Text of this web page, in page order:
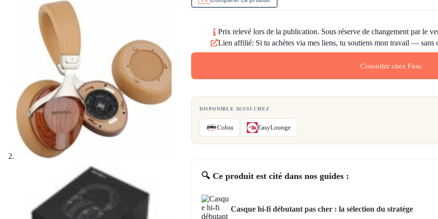
Prix relevé lors de la publication. Sous réserve de changement par le
Lien affilié: Si tu achètes via mes liens, tu soutiens mon travail — sans
Consulter chez Fnac
DISPONIBLE AUSSI CHEZ
Cobra EasyLounge
🔍 Ce produit est cité dans nos guides :
Casque hi-fi débutant pas cher : la sélection du stratège